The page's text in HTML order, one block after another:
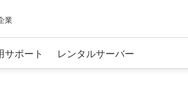
業
サポート レンタルサーバー